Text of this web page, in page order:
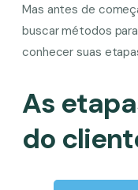
Mas antes de
buscar métodos
conhecer suas
As
do